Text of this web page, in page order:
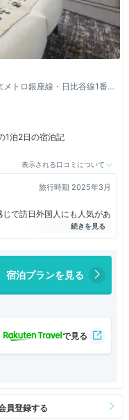
トロ銀座線・日比谷線1番
1泊2日の宿泊記
表示される口コミについて
旅行時期 2025年3月
で訪日外国人にも人気があ
点にあり、繁華街からは少
。宿泊プランを見る